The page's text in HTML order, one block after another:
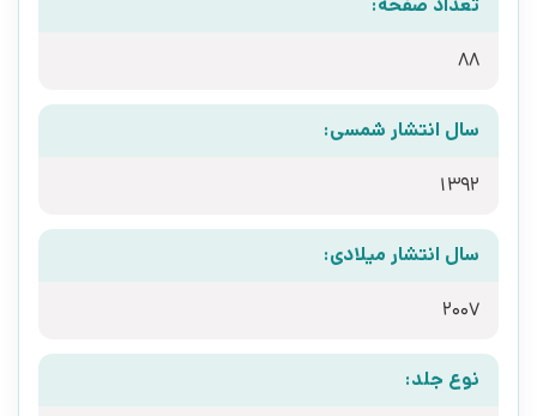
تعداد صفحه:
88
سال انتشار شمسی:
1392
سال انتشار میلادی:
2007
نوع جلد: